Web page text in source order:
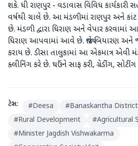
શકે. ધી રાણપુર - વડાવાસ વિવિધ કાર્યકારી
વર્ષથી ચાલે છે. આ મંડળીમાં રાણપુર અને
છે. મંડળી દ્વારા ધિરાણ અને વેપાર
ધિરાણ આપવામાં આવે છે. જ્યારે બિયારણ
કરાય છે. ડીસા તાલુકામાં આ એકમાત્ર એવી
ક્લીનિંગ કરે છે. ઘઉંને સાફ કરી, ગ્રેડીંગ,
ટેગ્સ: #Deesa #Banaskantha District
#Rural Development #Agricultural
#Minister Jagdish Vishwakarma